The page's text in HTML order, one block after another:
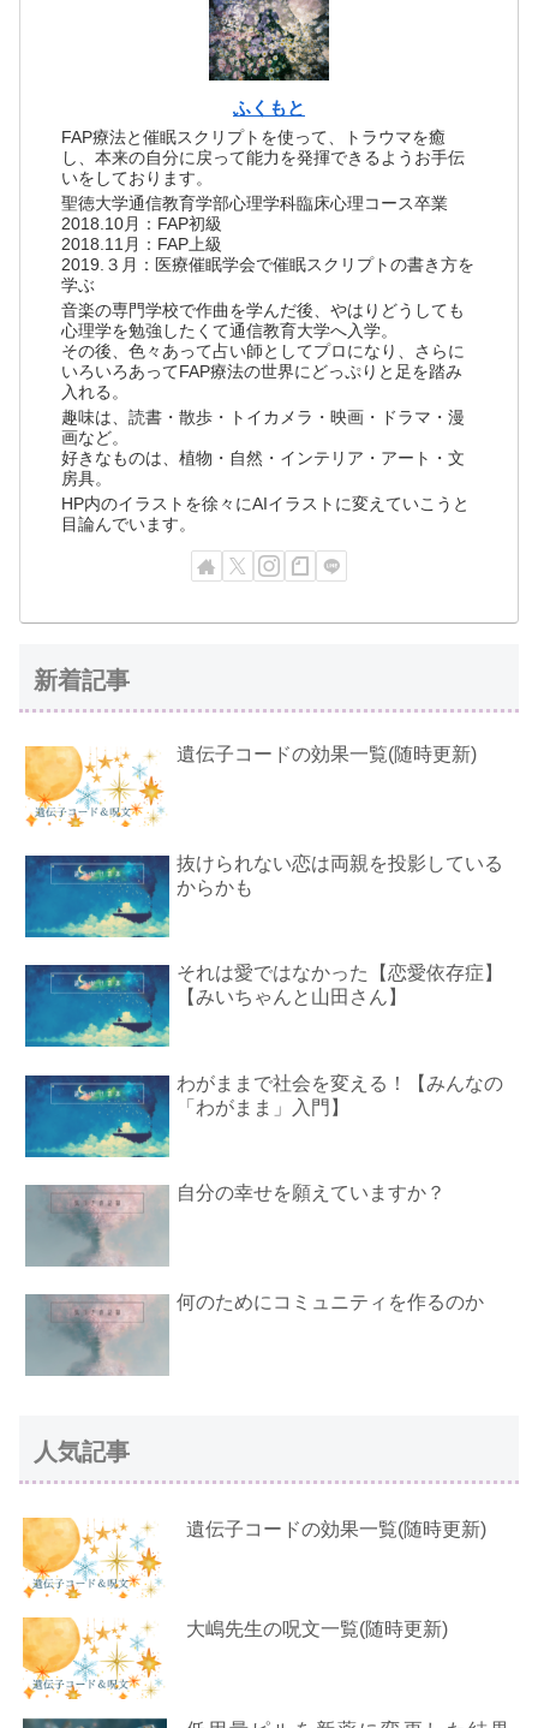
ふくもと
FAP療法と催眠スクリプトを使って、トラウマを癒
し、本来の自分に戻って能力を発揮できるようお手伝
いをしております。
聖徳大学通信教育学部心理学科臨床心理コース卒業
2018.10月：FAP初級
2018.11月：FAP上級
2019.３月：医療催眠学会で催眠スクリプトの書き方を
学ぶ
音楽の専門学校で作曲を学んだ後、やはりどうしても
心理学を勉強したくて通信教育大学へ入学。
その後、色々あって占い師としてプロになり、さらに
いろいろあってFAP療法の世界にどっぷりと足を踏み
入れる。
趣味は、読書・散歩・トイカメラ・映画・ドラマ・漫
画など。
好きなものは、植物・自然・インテリア・アート・文
房具。
HP内のイラストを徐々にAIイラストに変えていこうと
目論んでいます。
新着記事
遺伝子コードの効果一覧(随時更新)
抜けられない恋は両親を投影している
からかも
それは愛ではなかった【恋愛依存症】
【みいちゃんと山田さん】
わがままで社会を変える！【みんなの
「わがまま」入門】
自分の幸せを願えていますか？
何のためにコミュニティを作るのか
人気記事
遺伝子コードの効果一覧(随時更新)
大嶋先生の呪文一覧(随時更新)